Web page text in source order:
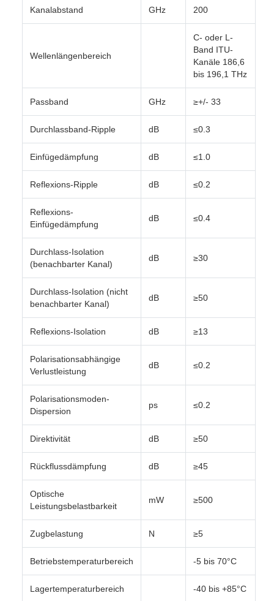
Kanalabstand GHz 200
Wellenlängenbereich
C- oder L-
Band ITU-
Kanäle 186,6
bis 196,1 THz
Passband GHz ≥+/- 33
Durchlassband-Ripple dB ≤0.3
Einfügedämpfung dB ≤1.0
Reflexions-Ripple dB ≤0.2
Reflexions-
Einfügedämpfung
dB ≤0.4
Durchlass-Isolation
(benachbarter Kanal)
dB ≥30
Durchlass-Isolation (nicht
benachbarter Kanal)
dB ≥50
Reflexions-Isolation dB ≥13
Polarisationsabhängige
Verlustleistung
dB ≤0.2
Polarisationsmoden-
Dispersion
ps ≤0.2
Direktivität dB ≥50
Rückflussdämpfung dB ≥45
Optische
Leistungsbelastbarkeit
mW ≥500
Zugbelastung N ≥5
Betriebstemperaturbereich -5 bis 70°C
Lagertemperaturbereich -40 bis +85°C